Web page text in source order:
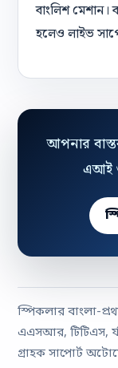
বাংলিশ মেশান।
হলেও লাইভ
আপনার
এআই
স্পিকলার বাংলা-
এএসআর, টিটিএস,
গ্রাহক সাপোর্ট